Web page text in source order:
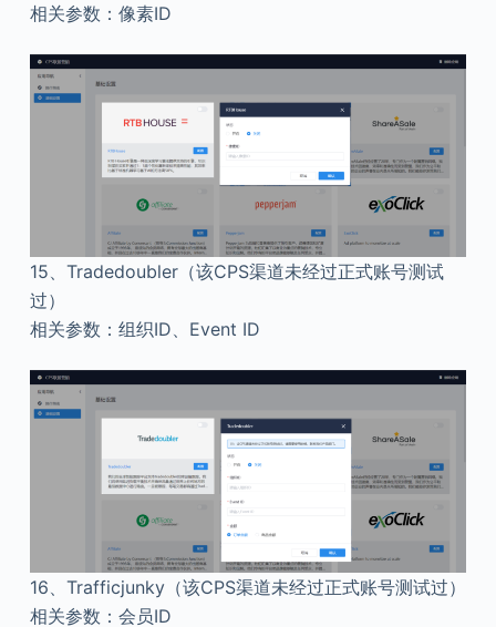
相关参数：像素ID
15、 Tradedoubler（该CPS渠道未经过正式账号测试
过）
相关参数：组织ID、Event ID
16、 Trafficjunky（该CPS渠道未经过正式账号测试过）
相关参数：会员ID